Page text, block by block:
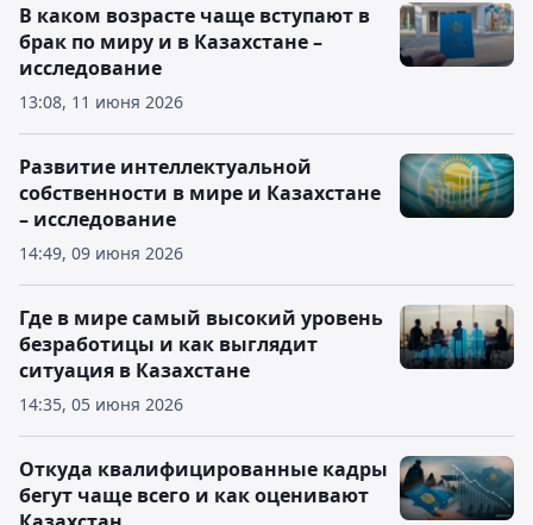
13:08, 11 июня 2026
В каком возрасте чаще вступают в
брак по миру и в Казахстане –
исследование
14:49, 09 июня 2026
Развитие интеллектуальной
собственности в мире и Казахстане
– исследование
14:35, 05 июня 2026
Где в мире самый высокий уровень
безработицы и как выглядит
ситуация в Казахстане
Откуда квалифицированные кадры
бегут чаще всего и как оценивают